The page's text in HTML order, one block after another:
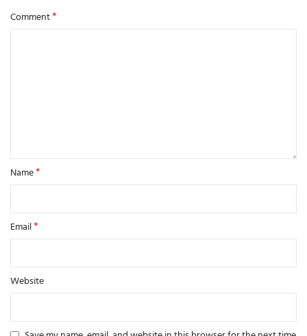
Comment*
Name*
Email*
Website